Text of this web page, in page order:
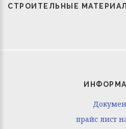
СТРОИТЕЛЬНЫЕ
прайс лист